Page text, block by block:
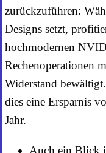
zurückzuführen:
Designs setzt,
hochmodernen
Rechenoperationen
Widerstand
dies eine Ersparnis
Jahr.
Auch ein Blick